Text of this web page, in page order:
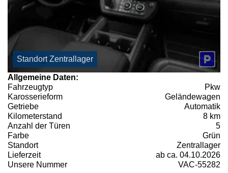
Standort Zentrallager
Allgemeine Daten:
Fahrzeugtyp
Pkw
Karosserieform
Geländewagen
Getriebe
Automatik
Kilometerstand
8 km
Anzahl der Türen
5
Farbe
Grün
Standort
Zentrallager
Lieferzeit
ab ca. 04.10.2026
Unsere Nummer
VAC-55282